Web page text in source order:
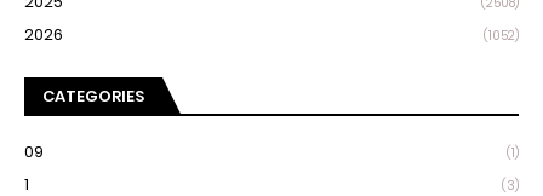
2026 (1052)
CATEGORIES
09 (1)
1 (3)